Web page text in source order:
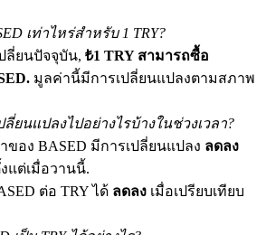
BTC to Share 25000 USDT prize pool!
& Win
เท่าไหร่สำหรับ 1 TRY?
ลี่ยนปัจจุบัน, ₺1 TRY สามารถซื้อ
มูลค่านี้มีการเปลี่ยนแปลงตามสภาพ
ลี่ยนแปลงไปอย่างไรบ้างในช่วงเวลา?
ของ BASED มีการเปลี่ยนแปลง ลดลง
แต่เมื่อวานนี้.
ต่อ TRY ได้ ลดลง เมื่อเปรียบเทียบ